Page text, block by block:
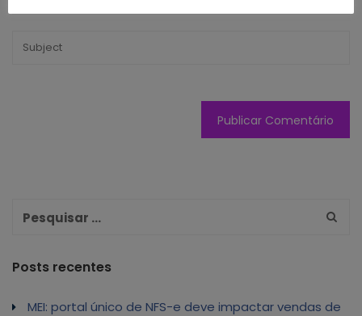
Posts recentes
MEI: portal único de NFS-e deve impactar vendas de